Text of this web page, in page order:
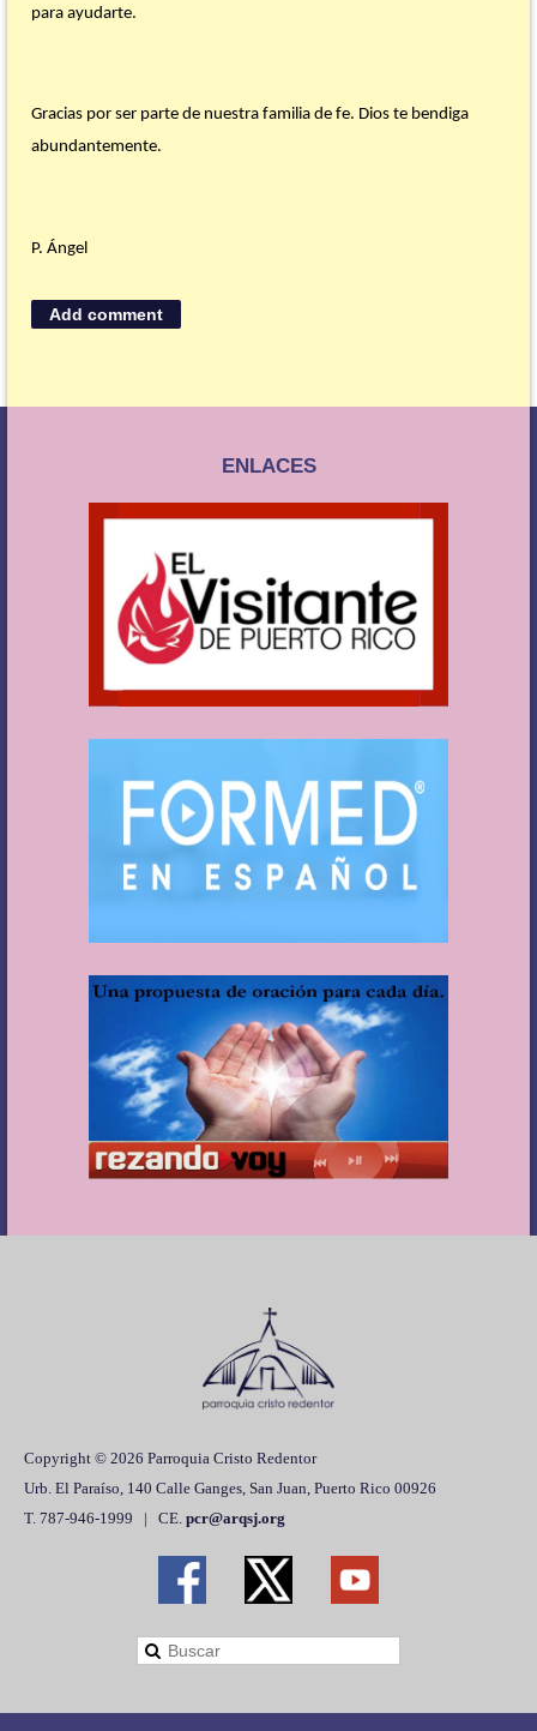
para ayudarte.
Gracias por ser parte de nuestra familia de fe. Dios te bendiga
abundantemente.
P. Ángel
ENLACES
Copyright © 2026 Parroquia Cristo Redentor
Urb. El Paraíso, 140 Calle Ganges, San Juan, Puerto Rico 00926
T. 787-946-1999 | CE. pcr@arqsj.org